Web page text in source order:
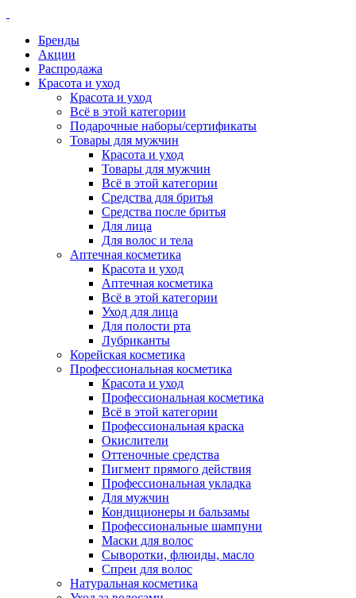
Бренды
Акции
Распродажа
Красота и уход
Красота и уход
Всё в этой категории
Подарочные наборы/сертификаты
Товары для мужчин
Красота и уход
Товары для мужчин
Всё в этой категории
Средства для бритья
Средства после бритья
Для лица
Для волос и тела
Аптечная косметика
Красота и уход
Аптечная косметика
Всё в этой категории
Уход для лица
Для полости рта
Лубриканты
Корейская косметика
Профессиональная косметика
Красота и уход
Профессиональная косметика
Всё в этой категории
Профессиональная краска
Окислители
Оттеночные средства
Пигмент прямого действия
Профессиональная укладка
Для мужчин
Кондиционеры и бальзамы
Профессиональные шампуни
Маски для волос
Сыворотки, флюиды, масло
Спреи для волос
Натуральная косметика